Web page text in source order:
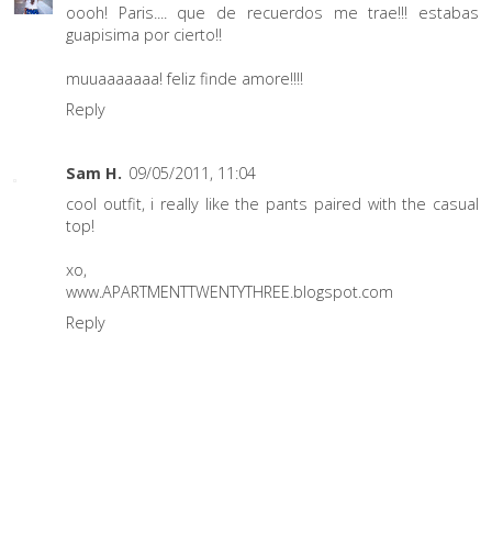
oooh! Paris.... que de recuerdos me trae!!! estabas
guapisima por cierto!!
muuaaaaaaa! feliz finde amore!!!!
Reply
Sam H. 09/05/2011, 11:04
cool outfit, i really like the pants paired with the casual
top!
xo,
www.APARTMENTTWENTYTHREE.blogspot.com
Reply